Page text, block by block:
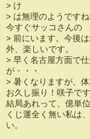
> け
> は無理のようです
今すぐサッコさんの
> 前にいます。今後
外、楽しいです。
> 早く名古屋方面で
が・・・
> 暑くなりますが、
お久し振り！咲子で
結局あれって、億単
くじ運全く無い私は
い。